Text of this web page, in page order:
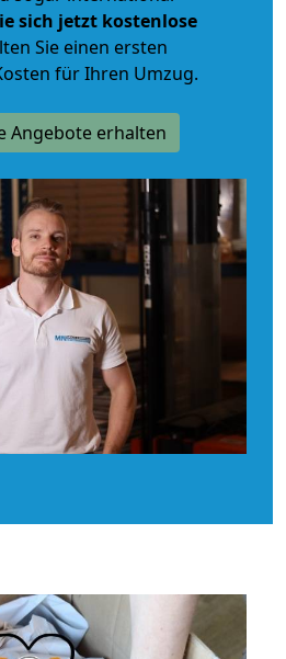
sich jetzt kostenlose
Sie einen ersten
für Ihren Umzug.
Angebote erhalten